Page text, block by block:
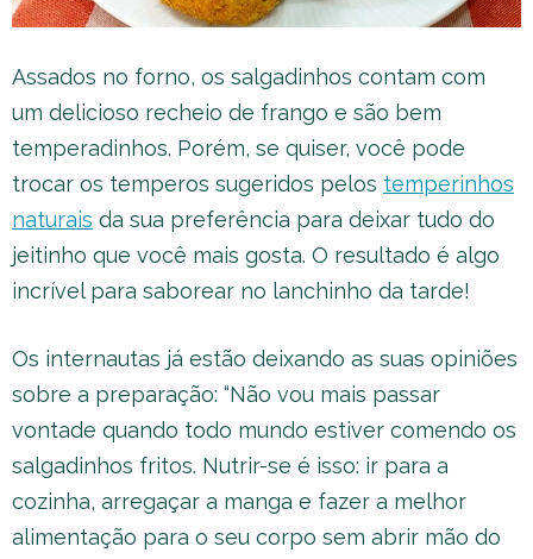
Assados no forno, os salgadinhos contam com
um delicioso recheio de frango e são bem
temperadinhos. Porém, se quiser, você pode
trocar os temperos sugeridos pelos temperinhos
naturais da sua preferência para deixar tudo do
jeitinho que você mais gosta. O resultado é algo
incrível para saborear no lanchinho da tarde!
Os internautas já estão deixando as suas opiniões
sobre a preparação: “Não vou mais passar
vontade quando todo mundo estiver comendo os
salgadinhos fritos. Nutrir-se é isso: ir para a
cozinha, arregaçar a manga e fazer a melhor
alimentação para o seu corpo sem abrir mão do